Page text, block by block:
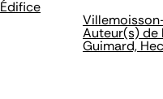
Édifice
Auteur(s) de
Guimard,